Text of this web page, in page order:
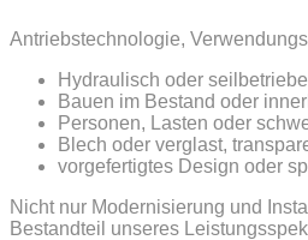
Antriebstechnologie,
Hydraulisch oder
Bauen im Bestand oder
Personen, Lasten oder
Blech oder verglast,
vorgefertigtes Design oder
Nicht nur Modernisierung und
Bestandteil unseres